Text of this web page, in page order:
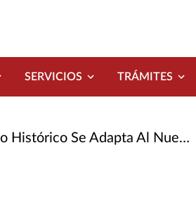
SERVICIOS TRÁMITES
Reglamento y Sus Miembros Serán Técnicos